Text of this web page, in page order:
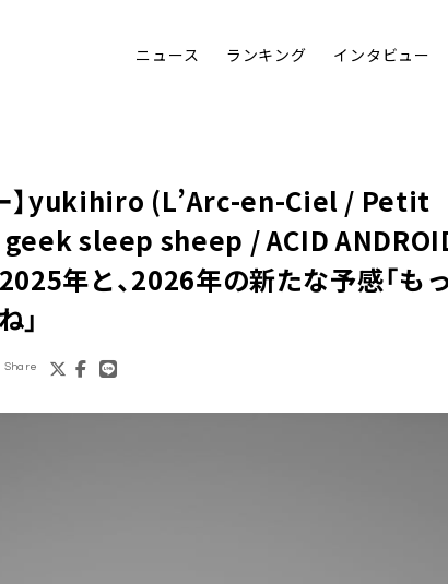
ニュース ランキング インタビュー
】yukihiro (L’Arc-en-Ciel / Petit
sleep sheep / ACID
年と、2026年の新たな予感「も
」
Share